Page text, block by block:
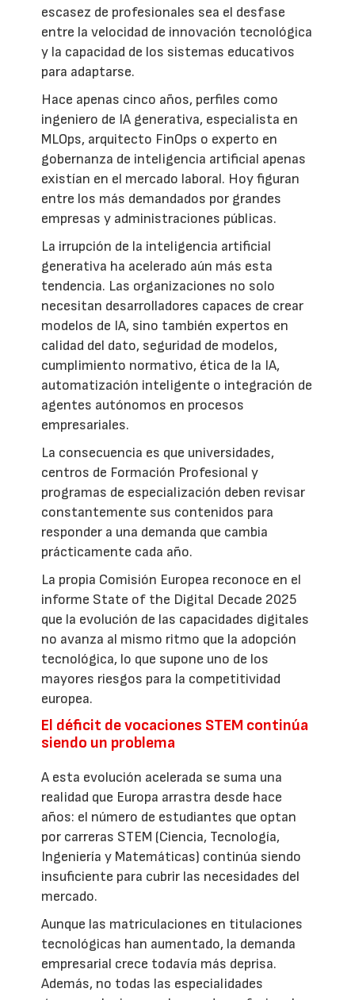
escasez de profesionales sea el desfase
entre la velocidad de innovación tecnológica
y la capacidad de los sistemas educativos
para adaptarse.
Hace apenas cinco años, perfiles como
ingeniero de IA generativa, especialista en
MLOps, arquitecto FinOps o experto en
gobernanza de inteligencia artificial apenas
existían en el mercado laboral. Hoy figuran
entre los más demandados por grandes
empresas y administraciones públicas.
La irrupción de la inteligencia artificial
generativa ha acelerado aún más esta
tendencia. Las organizaciones no solo
necesitan desarrolladores capaces de crear
modelos de IA, sino también expertos en
calidad del dato, seguridad de modelos,
cumplimiento normativo, ética de la IA,
automatización inteligente o integración de
agentes autónomos en procesos
empresariales.
La consecuencia es que universidades,
centros de Formación Profesional y
programas de especialización deben revisar
constantemente sus contenidos para
responder a una demanda que cambia
prácticamente cada año.
La propia Comisión Europea reconoce en el
informe State of the Digital Decade 2025
que la evolución de las capacidades digitales
no avanza al mismo ritmo que la adopción
tecnológica, lo que supone uno de los
mayores riesgos para la competitividad
europea.
El déficit de vocaciones STEM continúa
siendo un problema
A esta evolución acelerada se suma una
realidad que Europa arrastra desde hace
años: el número de estudiantes que optan
por carreras STEM (Ciencia, Tecnología,
Ingeniería y Matemáticas) continúa siendo
insuficiente para cubrir las necesidades del
mercado.
Aunque las matriculaciones en titulaciones
tecnológicas han aumentado, la demanda
empresarial crece todavía más deprisa.
Además, no todas las especialidades